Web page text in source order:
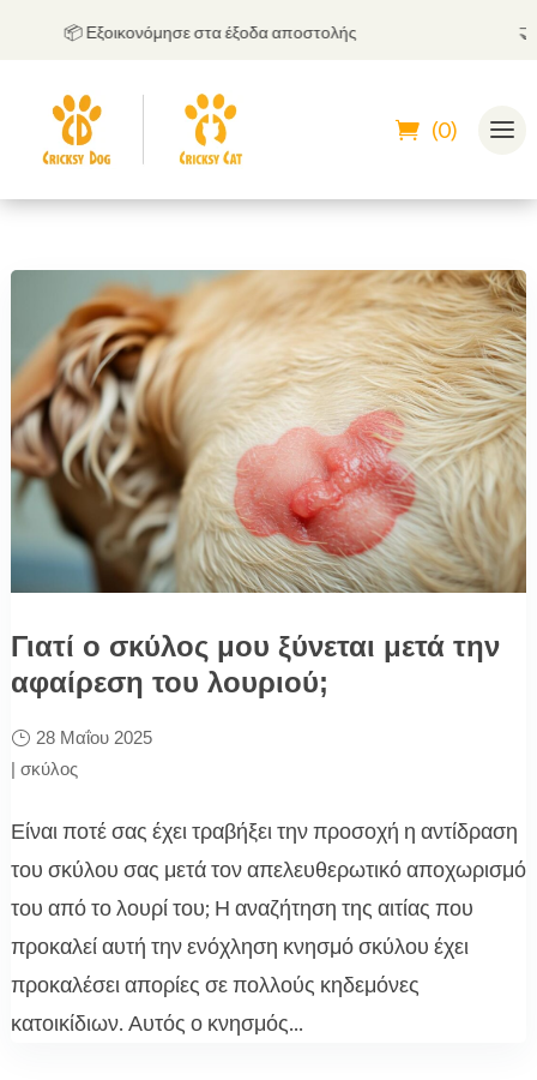
📦 Εξοικονόμησε στα έξοδα αποστολής
(0)
Γιατί ο σκύλος μου ξύνεται μετά την
αφαίρεση του λουριού;
28 Μαΐου 2025
| σκύλος
Είναι ποτέ σας έχει τραβήξει την προσοχή η αντίδραση
του σκύλου σας μετά τον απελευθερωτικό αποχωρισμό
του από το λουρί του; Η αναζήτηση της αιτίας που
προκαλεί αυτή την ενόχληση κνησμό σκύλου έχει
προκαλέσει απορίες σε πολλούς κηδεμόνες
κατοικίδιων. Αυτός ο κνησμός...